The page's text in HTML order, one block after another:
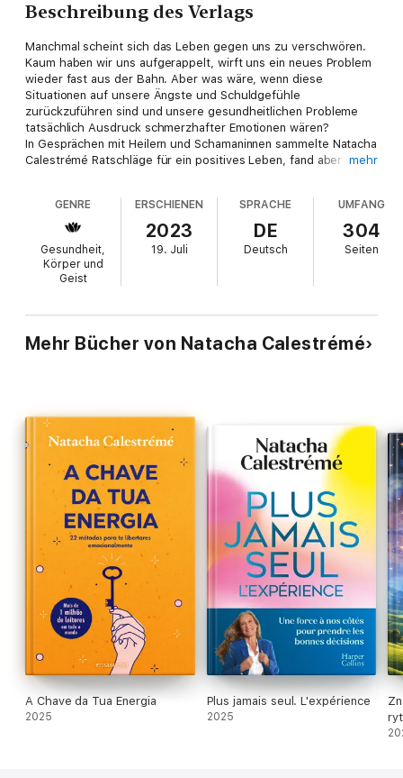
Beschreibung des Verlags
Manchmal scheint sich das Leben gegen uns zu verschwören.
Kaum haben wir uns aufgerappelt, wirft uns ein neues Problem
wieder fast aus der Bahn. Aber was wäre, wenn diese
Situationen auf unsere Ängste und Schuldgefühle
zurückzuführen sind und unsere gesundheitlichen Probleme
tatsächlich Ausdruck schmerzhafter Emotionen wären?
In Gesprächen mit Heilern und Schamaninnen sammelte Natacha
Calestrémé Ratschläge für ein positives Leben, fand aber nie
ungewöhnlichen Therapeuten wieder und probierte sie aus.
Das Ergebnis sind 22 Energieprotokolle, die Ihr Leben
verändern werden. Befreien auch Sie sich von Ihren
schmerzhaften Emotionen. Verbinden Sie sich wieder mit Ihrer
inneren Kraft. Entdecken Sie die Schlüssel zu Ihrer Energie!
mehr
GENRE
Gesundheit,
Körper und
Geist
ERSCHIENEN
2023
19. Juli
SPRACHE
DE
Deutsch
UMFANG
304
Seiten
Mehr Bücher von Natacha Calestrémé
A Chave da Tua Energia
2025
Plus jamais seul. L'expérience
2025